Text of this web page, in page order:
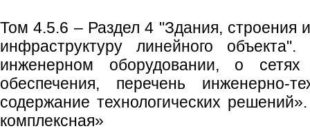
Том 4.5.6 – Раздел 4 "Здания, строения
инфраструктуру линейного
инженерном оборудовании, о сетях
обеспечения, перечень инженерно-
содержание технологических
комплексная»